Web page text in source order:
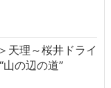
天理～桜井ドライ
の辺の道”